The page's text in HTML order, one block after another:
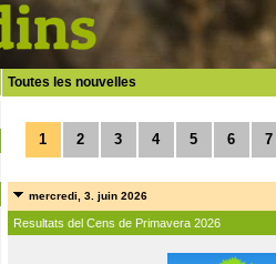
Toutes les nouvelles
1 2 3 4 5 6 7
mercredi, 3. juin 2026
Resultats del Cens de Primavera 2026